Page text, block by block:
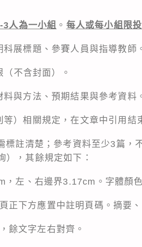
3人為一小組 。 每人或每小組限
展標題、參賽人員與指導教師
不含封面）。
與方法、預期結果與參考資料
）相關規定，在文章中引用結
註清楚；參考資料至少3篇，
），其餘規定如下：
左、右邊界3.17cm。字體顏
下方應置中註明頁碼。摘要、
文字左右對齊。